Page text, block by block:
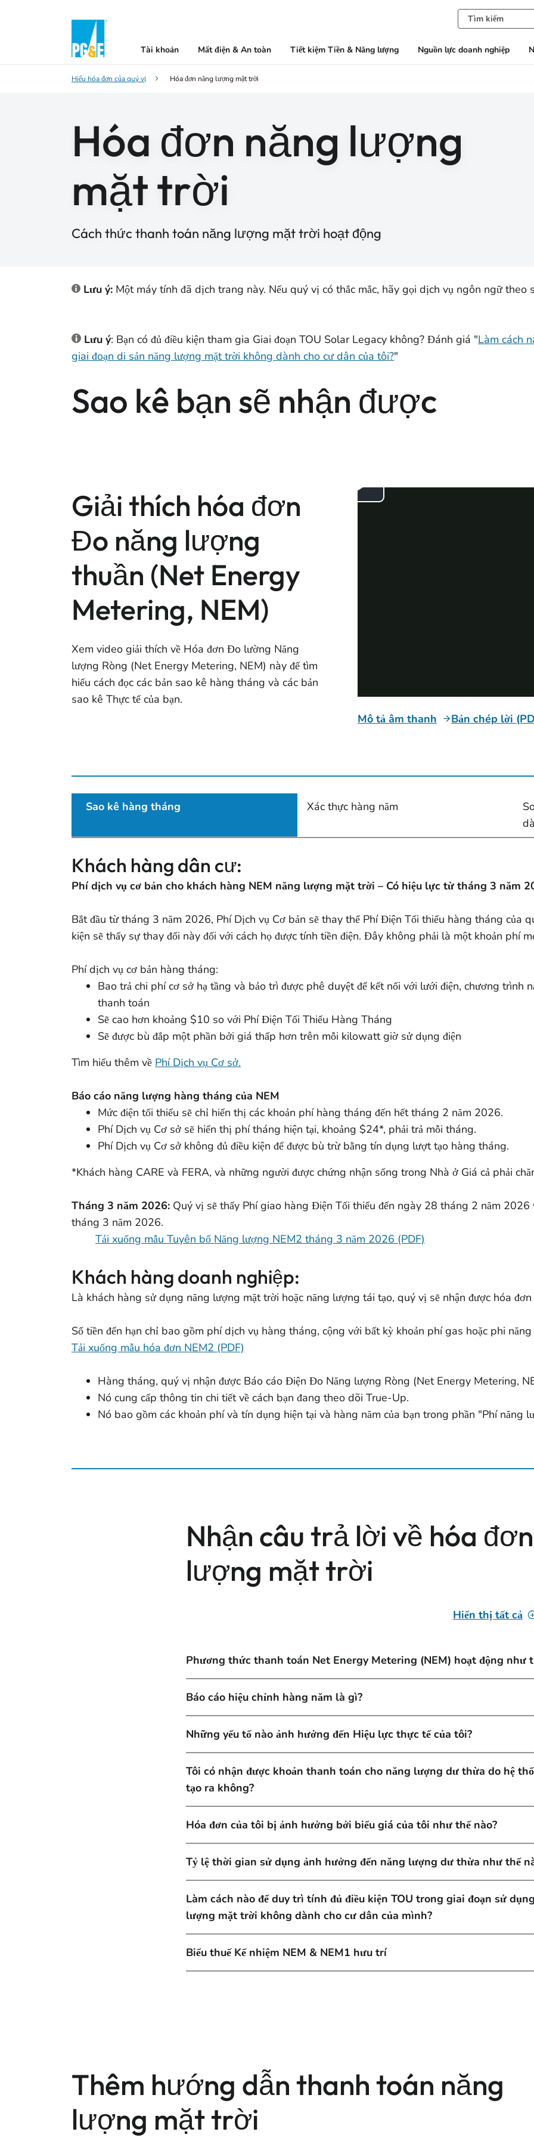
Tài khoản Mất điện & An toàn Tiết kiệm Tiền & Năng lượng Nguồn lực doanh nghiệp
Hiểu hóa đơn của quý vị Hóa đơn năng lượng mặt trời
Hóa đơn năng lượng
mặt trời
Cách thức thanh toán năng lượng mặt trời hoạt động
Lưu ý: Một máy tính đã dịch trang này. Nếu quý vị có thắc mắc, hãy gọi dịch vụ ngôn ngữ theo
Lưu ý: Bạn có đủ điều kiện tham gia Giai đoạn TOU Solar Legacy không? Đánh giá "Làm cách
giai đoạn di sản năng lượng mặt trời không dành cho cư dân của tôi?"
Sao kê bạn sẽ nhận được
Mô tả âm thanh Bản chép lời
Giải thích hóa đơn
Đo năng lượng
thuần (Net Energy
Metering, NEM)
Xem video giải thích về Hóa đơn Đo lường Năng
lượng Ròng (Net Energy Metering, NEM) này để tìm
hiểu cách đọc các bản sao kê hàng tháng và các bản
sao kê Thực tế của bạn.
Sao kê hàng tháng Xác thực hàng năm
Khách hàng dân cư:
Phí dịch vụ cơ bản cho khách hàng NEM năng lượng mặt trời – Có hiệu lực từ tháng 3 năm
Bắt đầu từ tháng 3 năm 2026, Phí Dịch vụ Cơ bản sẽ thay thế Phí Điện Tối thiểu hàng tháng của
kiện sẽ thấy sự thay đổi này đối với cách họ được tính tiền điện. Đây không phải là một khoản phí
Phí dịch vụ cơ bản hàng tháng:
Bao trả chi phí cơ sở hạ tầng và bảo trì được phê duyệt để kết nối với lưới điện, chương trình
thanh toán
Sẽ cao hơn khoảng $10 so với Phí Điện Tối Thiểu Hàng Tháng
Sẽ được bù đắp một phần bởi giá thấp hơn trên mỗi kilowatt giờ sử dụng điện
Tìm hiểu thêm về Phí Dịch vụ Cơ sở.
Báo cáo năng lượng hàng tháng của NEM
Mức điện tối thiểu sẽ chỉ hiển thị các khoản phí hàng tháng đến hết tháng 2 năm 2026.
Phí Dịch vụ Cơ sở sẽ hiển thị phí tháng hiện tại, khoảng $24*, phải trả mỗi tháng.
Phí Dịch vụ Cơ sở không đủ điều kiện để được bù trừ bằng tín dụng lượt tạo hàng tháng.
*Khách hàng CARE và FERA, và những người được chứng nhận sống trong Nhà ở Giá cả phải
Tháng 3 năm 2026: Quý vị sẽ thấy Phí giao hàng Điện Tối thiểu đến ngày 28 tháng 2 năm
tháng 3 năm 2026.
Tải xuống mẫu Tuyên bố Năng lượng NEM2 tháng 3 năm 2026 (PDF)
Khách hàng doanh nghiệp:
Là khách hàng sử dụng năng lượng mặt trời hoặc năng lượng tái tạo, quý vị sẽ nhận được hóa
Số tiền đến hạn chỉ bao gồm phí dịch vụ hàng tháng, cộng với bất kỳ khoản phí gas hoặc phi
Tải xuống mẫu hóa đơn NEM2 (PDF)
Hàng tháng, quý vị nhận được Báo cáo Điện Đo Năng lượng Ròng (Net Energy Metering,
Nó cung cấp thông tin chi tiết về cách bạn đang theo dõi True-Up.
Nó bao gồm các khoản phí và tín dụng hiện tại và hàng năm của bạn trong phần "Phí năng
Nhận câu trả lời về hóa
lượng mặt trời
Hiển thị tất cả
Phương thức thanh toán Net Energy Metering (NEM) hoạt động như
Báo cáo hiệu chỉnh hàng năm là gì?
Những yếu tố nào ảnh hưởng đến Hiệu lực thực tế của tôi?
Tôi có nhận được khoản thanh toán cho năng lượng dư thừa do hệ
tạo ra không?
Hóa đơn của tôi bị ảnh hưởng bởi biểu giá của tôi như thế nào?
Tỷ lệ thời gian sử dụng ảnh hưởng đến năng lượng dư thừa như thế
Làm cách nào để duy trì tính đủ điều kiện TOU trong giai đoạn sử
lượng mặt trời không dành cho cư dân của mình?
Biểu thuế Kế nhiệm NEM & NEM1 hưu trí
Thêm hướng dẫn thanh toán năng
lượng mặt trời